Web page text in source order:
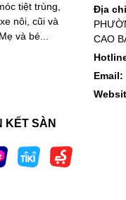
tiệt trùng,
nôi, cũi và
và bé...
Địa
CAO
Email:
KẾT SÀN